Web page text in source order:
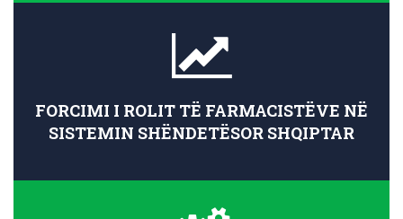
FORCIMI I ROLIT TË FARMACISTËVE NË
SISTEMIN SHËNDETËSOR SHQIPTAR